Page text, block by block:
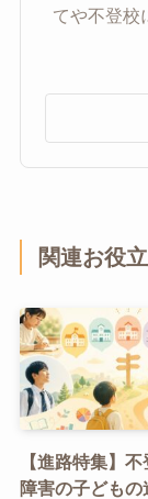
てや不登校
関連お役
【進路特集】
障害の子どもの